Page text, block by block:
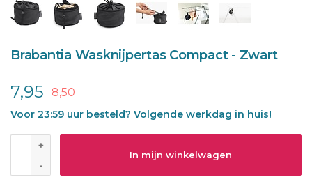
Brabantia Wasknijpertas Compact - Zwart
7,95 8,50
Voor 23:59 uur besteld? Volgende werkdag in huis!
+
-
In mijn winkelwagen